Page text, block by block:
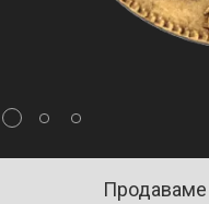
Продаваме